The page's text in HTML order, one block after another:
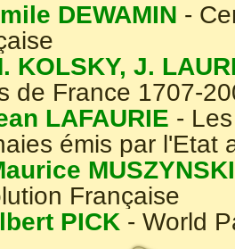
DEWAMIN -
KOLSKY, J.
de France 1707-
LAFAURIE -
émis par l'Etat
MUSZYNSKI
Française
PICK - World